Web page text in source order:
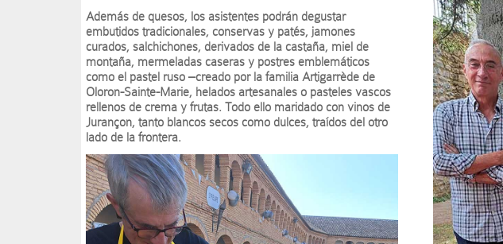
Además de quesos, los asistentes podrán degustar
embutidos tradicionales, conservas y patés, jamones
curados, salchichones, derivados de la castaña, miel de
montaña, mermeladas caseras y postres emblemáticos
como el pastel ruso –creado por la familia Artigarrède de
Oloron-Sainte-Marie, helados artesanales o pasteles vascos
rellenos de crema y frutas. Todo ello maridado con vinos de
Jurançon, tanto blancos secos como dulces, traídos del otro
lado de la frontera.